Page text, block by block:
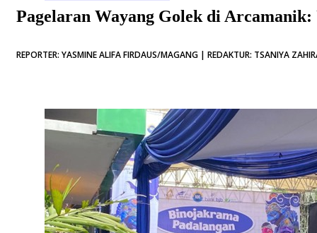
Pagelaran Wayang Golek di
REPORTER: YASMINE ALIFA FIRDAUS/MAGANG | REDAKTUR: TSANIYA